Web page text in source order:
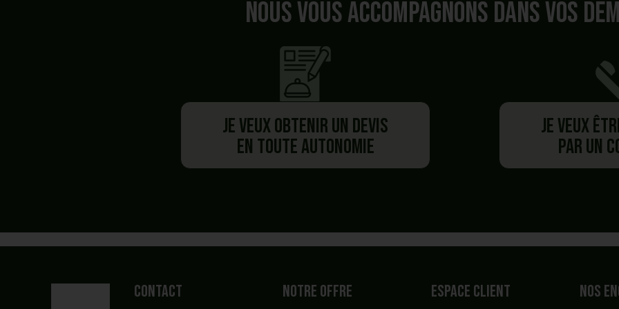
Nous vous accompagnons dans vos
Je veux obtenir un devis
en toute autonomie
Je veux
par un
Besoin de plus d'information ?
Vous préférezêtre
Contact Notre offre espace client Nos